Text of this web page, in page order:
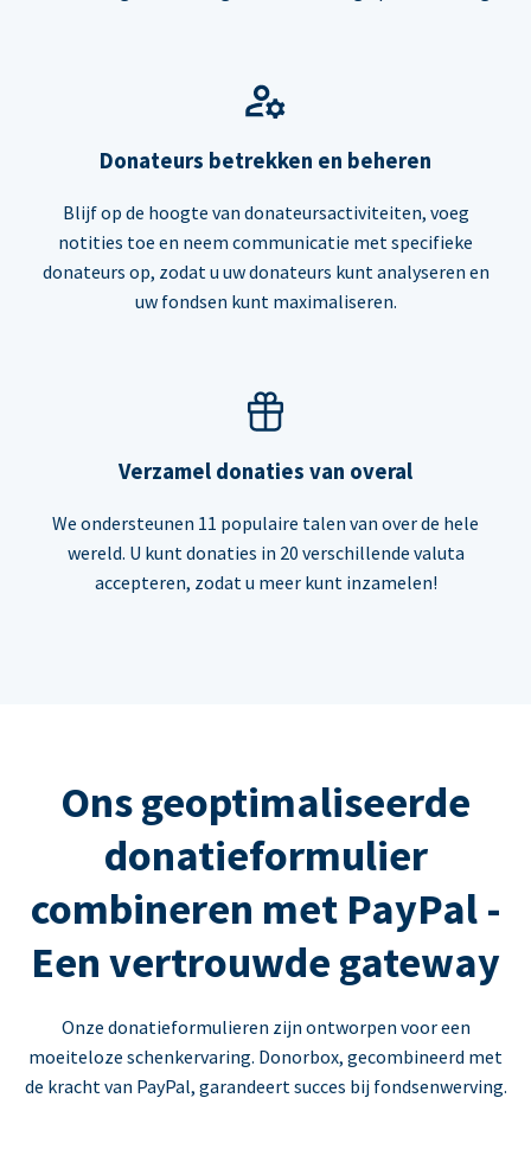
Donateurs betrekken en beheren
Blijf op de hoogte van donateursactiviteiten, voeg
notities toe en neem communicatie met specifieke
donateurs op, zodat u uw donateurs kunt analyseren en
uw fondsen kunt maximaliseren.
Verzamel donaties van overal
We ondersteunen 11 populaire talen van over de hele
wereld. U kunt donaties in 20 verschillende valuta
accepteren, zodat u meer kunt inzamelen!
Ons geoptimaliseerde
donatieformulier
combineren met PayPal -
Een vertrouwde gateway
Onze donatieformulieren zijn ontworpen voor een
moeiteloze schenkervaring. Donorbox, gecombineerd met
de kracht van PayPal, garandeert succes bij fondsenwerving.